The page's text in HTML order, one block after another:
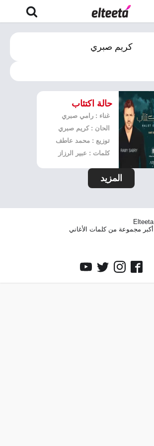
كريم صبري
حالة اكتئاب
غناء : رامي صبري
الحان : كريم صبري
توزيع : محمد عاطف
كلمات : عبير الرزاز
المزيد
Elteeta
أكبر مجموعة من كلمات الأغاني